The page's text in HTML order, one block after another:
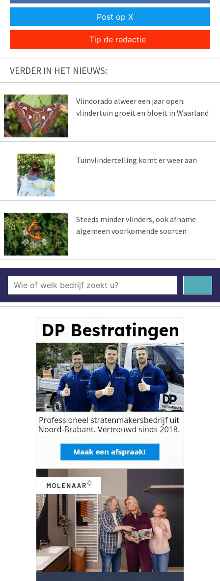
Post op X
Tip de redactie
VERDER IN HET NIEUWS:
Vlindorado alweer een jaar open:
vlindertuin groeit en bloeit in Waarland
Tuinvlindertelling komt er weer aan
Steeds minder vlinders, ook afname
algemeen voorkomende soorten